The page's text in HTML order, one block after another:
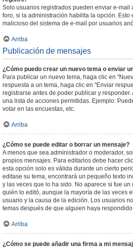
Solo usuarios registrados pueden enviar e-mail
foro, si la administración habilita la opción. Esto
malicioso del sistema de e-mail por usuarios
Arriba
Publicación de mensajes
¿Cómo puedo crear un nuevo tema o enviar
Para publicar un nuevo tema, haga clic en
respuesta a un tema, haga clic en "Enviar
registrarse antes de poder publicar y
una lista de acciones permitidas. Ejemplo:
votar en las encuestas, etc.
Arriba
¿Cómo se puede editar o borrar un mensaje?
A menos que sea administrador o moderador,
propios mensajes. Para editarlos debe hacer
esta opción solo es válida durante un cierto
editase su tema, encontrará un pequeño texto
y las veces que lo ha sido. No aparece si fue
quién lo editó, aunque la mayoría de las veces
usuario y la causa de la edición. Los usuarios
temas después de que alguien haya
Arriba
¿Cómo se puede añadir una firma a mi